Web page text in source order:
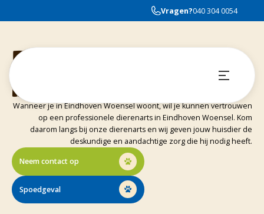
Vragen?040 304 0054
Dierenarts
in Eindhoven Woensel
Wanneer je in Eindhoven Woensel woont, wil je kunnen vertrouwen
op een professionele dierenarts in Eindhoven Woensel. Kom
daarom langs bij onze dierenarts en wij geven jouw huisdier de
deskundige en aandachtige zorg die hij nodig heeft.
Neem contact op
Spoedgeval